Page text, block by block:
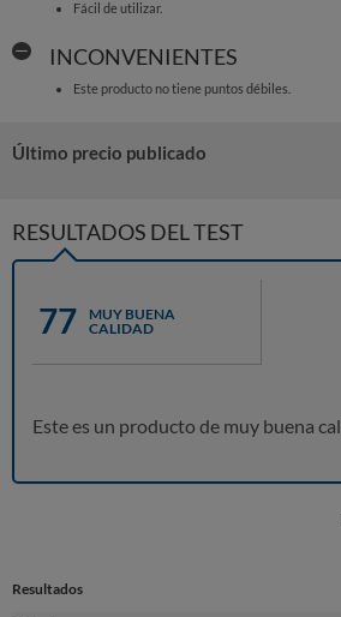
Fácil de utilizar.
INCONVENIENTES
Este producto no tiene puntos débiles.
Último precio publicado
RESULTADOS DEL TEST
77
MUY BUENA
CALIDAD
Este es un producto de muy buena
Resultados